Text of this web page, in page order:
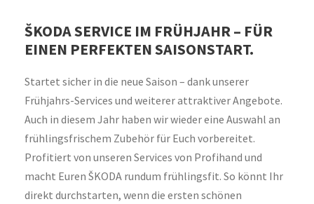
ŠKODA SERVICE IM FRÜHJAHR – FÜR
EINEN PERFEKTEN SAISONSTART.
Startet sicher in die neue Saison – dank unserer
Frühjahrs-Services und weiterer attraktiver Angebote.
Auch in diesem Jahr haben wir wieder eine Auswahl an
frühlingsfrischem Zubehör für Euch vorbereitet.
Profitiert von unseren Services von Profihand und
macht Euren ŠKODA rundum frühlingsfit. So könnt Ihr
direkt durchstarten, wenn die ersten schönen